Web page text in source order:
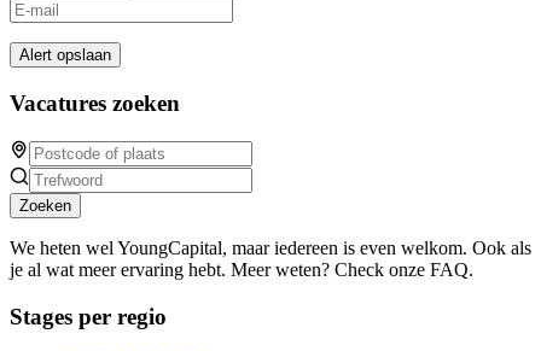
Alert opslaan
Vacatures zoeken
Zoeken
We heten wel YoungCapital, maar iedereen is even welkom. Ook als
je al wat meer ervaring hebt. Meer weten? Check onze FAQ.
Stages per regio